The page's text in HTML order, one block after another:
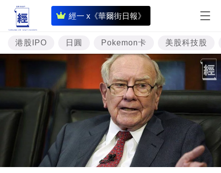
經一 x《華爾街日報》
即
時
財
經
專
題
樓
市
理
港股IPO 日圓 Pokemon卡 美股科技股